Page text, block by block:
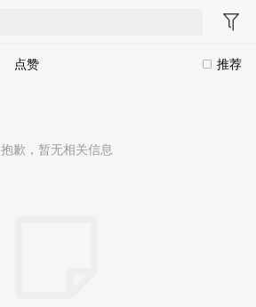
推荐
点赞
抱歉，暂无相关信息